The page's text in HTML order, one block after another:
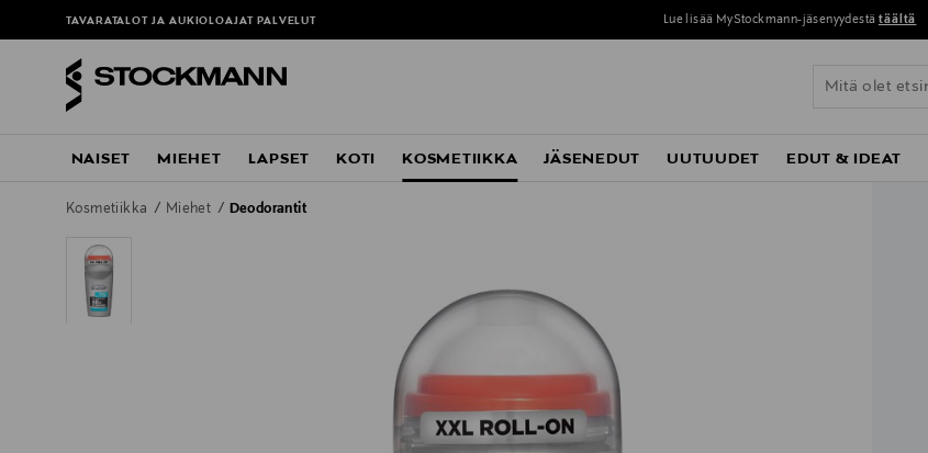
TAVARATALOT JA AUKIOLOAJAT PALVELUT Lue lisää MyStockmann-jäsenyydestä täältä
NAISET MIEHET LAPSET KOTI KOSMETIIKKA JÄSENEDUT UUTUUDET EDUT & IDEAT
Kosmetiikka Miehet Deodorantit